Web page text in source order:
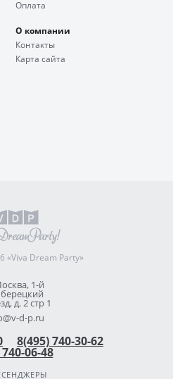
Оплата
О компании
Контакты
Карта сайта
Dream Party»
1-й
д. 2 стр 1
d-p.ru
8(495) 740-30-62
06-48